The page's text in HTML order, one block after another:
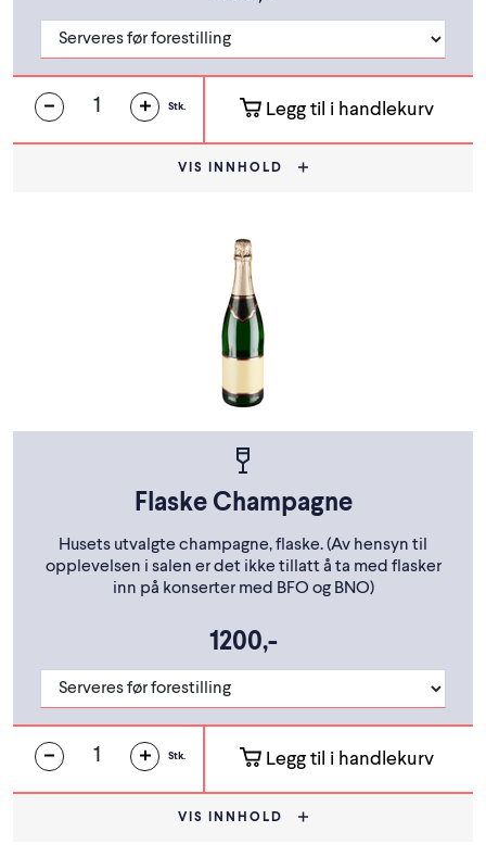
Stk. Legg til i handlekurv
VIS INNHOLD
Flaske Champagne
Husets utvalgte champagne, flaske. (Av hensyn til
opplevelsen i salen er det ikke tillatt å ta med flasker
inn på konserter med BFO og BNO)
1200,-
Stk. Legg til i handlekurv
VIS INNHOLD